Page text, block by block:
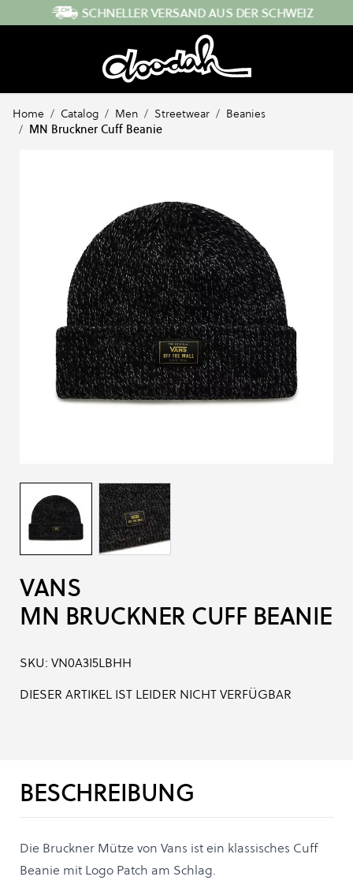
Direkt zum InhaltSCHNELLER VERSAND AUS DER SCHWEIZ
Home / Catalog / Men / Streetwear / Beanies
/ MN Bruckner Cuff Beanie
VANS
MN BRUCKNER CUFF BEANIE
SKU: VN0A3I5LBHH
DIESER ARTIKEL IST LEIDER NICHT VERFÜGBAR
BESCHREIBUNG
Die Bruckner Mütze von Vans ist ein klassisches Cuff
Beanie mit Logo Patch am Schlag.